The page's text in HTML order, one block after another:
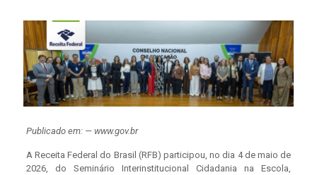
Publicado em: — www.gov.br
A Receita Federal do Brasil (RFB) participou, no dia 4 de maio de
2026, do Seminário Interinstitucional Cidadania na Escola,